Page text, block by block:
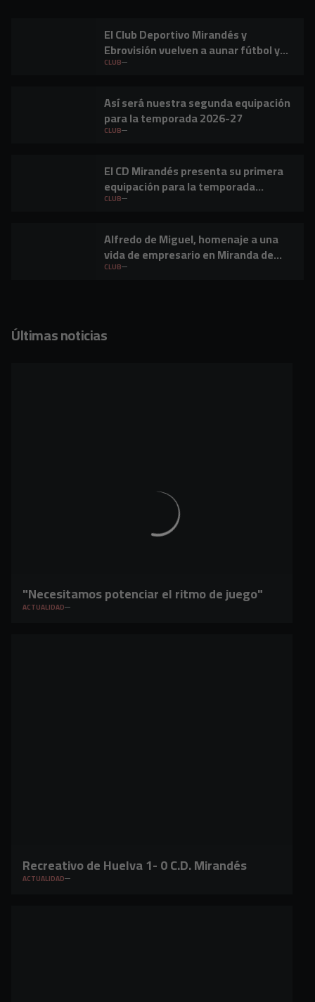
El Club Deportivo Mirandés y
Ebrovisión vuelven a aunar fútbol y
música en Miranda de Ebro
CLUB
Así será nuestra segunda equipación
para la temporada 2026-27
CLUB
El CD Mirandés presenta su primera
equipación para la temporada
2026/27
CLUB
Alfredo de Miguel, homenaje a una
vida de empresario en Miranda de
Ebro
CLUB
Últimas noticias
"Necesitamos potenciar el ritmo de juego"
ACTUALIDAD
Recreativo de Huelva 1- 0 C.D. Mirandés
ACTUALIDAD